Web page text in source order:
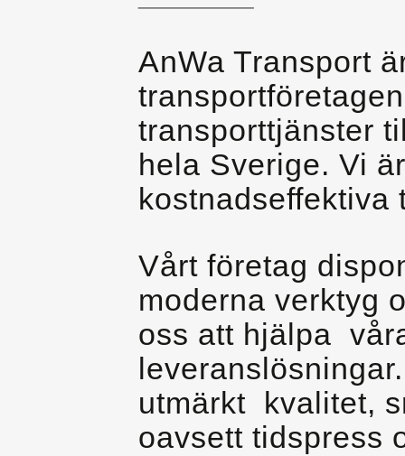
AnWa Transport
transporttjänster
hela Sverige. Vi
kostnadseffektiva
Vårt företag
moderna verktyg
oss att hjälpa
utmärkt kvalitet,
oavsett tidspress